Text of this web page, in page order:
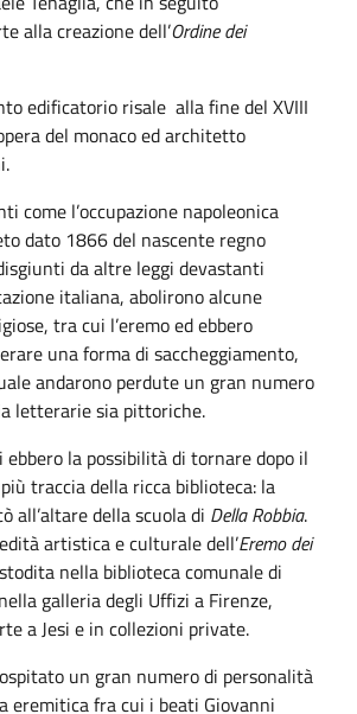
alla creazione dell’Ordine dei
edificatorio risale alla fine del XVIII
del monaco ed architetto
come l’occupazione napoleonica
dato 1866 del nascente regno
da altre leggi devastanti
italiana, abolirono alcune
tra cui l’eremo ed ebbero
una forma di saccheggiamento,
andarono perdute un gran numero
letterarie sia pittoriche.
ebbero la possibilità di tornare dopo il
traccia della ricca biblioteca: la
all’altare della scuola di Della Robbia.
artistica e culturale dell’Eremo dei
nella biblioteca comunale di
galleria degli Uffizi a Firenze,
a Jesi e in collezioni private.
un gran numero di personalità
eremitica fra cui i beati Giovanni